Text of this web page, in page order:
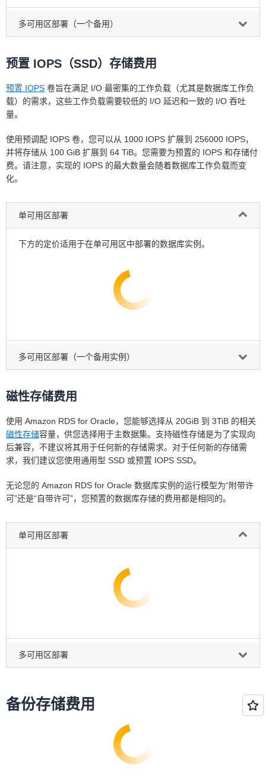
时使用费率，或者等于该月的秒数乘以小时使用费
率再除以 3600，具体情况取决于用于您运行的
Amazon RDS for Oracle 实例类型。小时使用费
率等于整个预留实例有效期间的月付款项总平均值
** 有效小时定价可以帮助您计算预留实例比按需定
该实例是否在运行。有效小时定价显示分摊的小时
实例成本。它计算预留实例在整个有效期间的总成
本，包括任何预付款项，然后将该成本分摊到该预
留实例期间的每个小时。
多可用区部署（一个备用）
预置 IOPS（SSD）存储费用
预置 IOPS 卷旨在满足 I/O 最密集的工作负载（尤其是数据库工作负
载）的需求，这些工作负载需要较低的 I/O 延迟和一致的 I/O 吞吐
量。
使用预调配 IOPS 卷，您可以从 1000 IOPS 扩展到 256000 IOPS，
并将存储从 100 GiB 扩展到 64 TiB。您需要为预置的 IOPS 和存储付
费。请注意，实现的 IOPS 的最大数量会随着数据库工作负载而变
化。
单可用区部署
下方的定价适用于在单可用区中部署的数据库实例。
多可用区部署（一个备用实例）
磁性存储费用
使用 Amazon RDS for Oracle，您能够选择从 20GiB 到 3TiB 的相关
磁性存储容量，供您选择用于主数据集。支持磁性存储是为了实现向
后兼容，不建议将其用于任何新的存储需求。对于任何新的存储需
求，我们建议您使用通用型 SSD 或预置 IOPS SSD。
无论您的 Amazon RDS for Oracle 数据库实例的运行模型为“附带许
可”还是“自带许可”，您预置的数据库存储的费用都是相同的。
单可用区部署
多可用区部署
备份存储费用